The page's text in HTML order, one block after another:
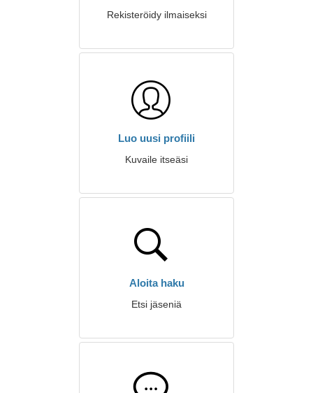
Rekisteröidy ilmaiseksi
Luo uusi profiili
Kuvaile itseäsi
Aloita haku
Etsi jäseniä